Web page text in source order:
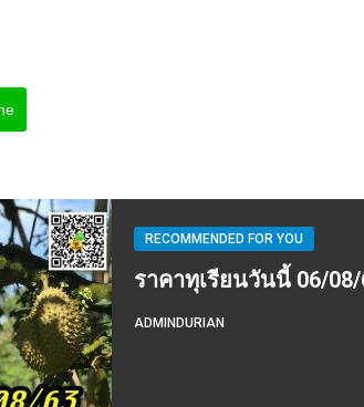
RECOMMENDED FOR YOU
ราคาทุเรียนวันนี้ 06/
ADMINDURIAN